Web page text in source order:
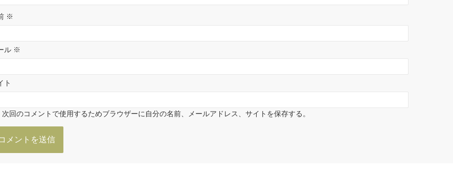
※
ル ※
ト
次回のコメントで使用するためブラウザーに自分の名前、メールアドレス、サイトを保存する。